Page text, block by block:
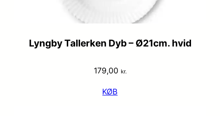
Lyngby Tallerken Dyb – Ø21cm. hvid
179,00 kr.
KØB